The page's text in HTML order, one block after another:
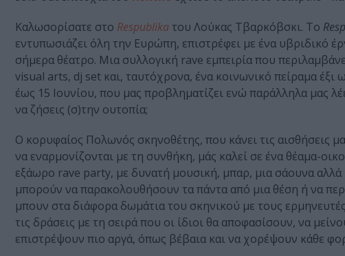
Καλωσορίσατε στο Respublika του Λούκας Τβαρκόβσκι. To
εντυπωσιάζει όλη την Ευρώπη, επιστρέφει με ένα υβριδικό
σήμερα θέατρο. Μια συλλογική rave εμπειρία που
visual arts, dj set και, ταυτόχρονα, ένα κοινωνικό πείραμα έξι
έως 15 Ιουνίου, που μας προβληματίζει ενώ παράλληλα μας
να ζήσεις (σ)την ουτοπία;
Ο κορυφαίος Πολωνός σκηνοθέτης, που κάνει τις αισθήσεις
να εναρμονίζονται με τη συνθήκη, μάς καλεί σε ένα θέαμα-
εξάωρο rave party, με δυνατή μουσική, μπαρ, μια σάουνα αλλά
μπορούν να παρακολουθήσουν τα πάντα από μια θέση ή να
μπουν στα διάφορα δωμάτια του σκηνικού με τους
τις δράσεις με τη σειρά που οι ίδιοι θα αποφασίσουν, να
επιστρέψουν πιο αργά, όπως βέβαια και να χορέψουν κάθε